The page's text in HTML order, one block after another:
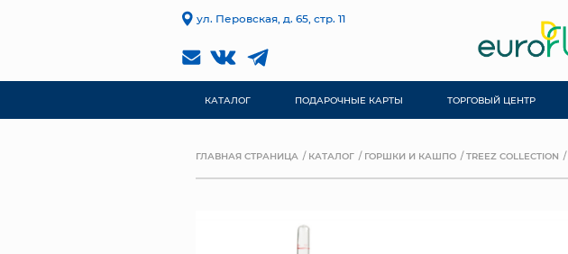
ул. Перовская, д. 65, стр. 11
КАТАЛОГ ПОДАРОЧНЫЕ КАРТЫ ТОРГОВЫЙ ЦЕНТР
ГЛАВНАЯ СТРАНИЦА КАТАЛОГ ГОРШКИ И КАШПО TREEZ COLLECTION